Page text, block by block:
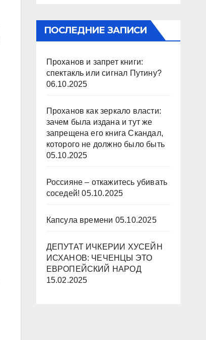
ПОСЛЕДНИЕ ЗАПИСИ
Проханов и запрет книги:
спектакль или сигнал Путину?
06.10.2025
Проханов как зеркало власти:
зачем была издана и тут же
запрещена его книга Скандал,
которого не должно было быть
05.10.2025
Россияне – откажитесь убивать
соседей! 05.10.2025
Капсула времени 05.10.2025
ДЕПУТАТ ИЧКЕРИИ ХУСЕЙН
ИСХАНОВ: ЧЕЧЕНЦЫ ЭТО
ЕВРОПЕЙСКИЙ НАРОД
15.02.2025